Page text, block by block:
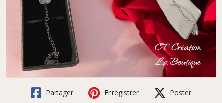
Partager Enregistrer Poster